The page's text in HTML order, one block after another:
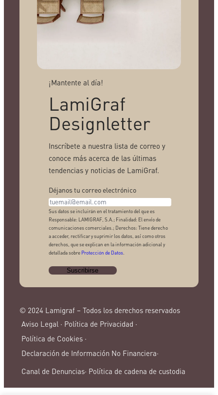
¡Mantente al día!
LamiGraf
Designletter
Inscríbete a nuestra lista de correo y
conoce más acerca de las últimas
tendencias y noticias de LamiGraf.
Déjanos tu correo electrónico
Sus datos se incluirán en el tratamiento del que es
Responsable: LAMIGRAF, S.A.; Finalidad: El envío de
comunicaciones comerciales.; Derechos: Tiene derecho
a acceder, rectificar y suprimir los datos, así como otros
derechos, que se explican en la información adicional y
detallada sobre Protección de Datos.
© 2024 Lamigraf – Todos los derechos reservados
Aviso Legal · Política de Privacidad ·
Política de Cookies ·
Declaración de Información No Financiera·
Canal de Denuncias· Política de cadena de custodia